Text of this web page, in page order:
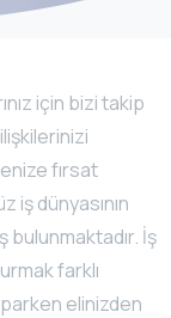
için bizi takip
fırsat
iş dünyasının
bulunmaktadır. İş
farklı
elinizden